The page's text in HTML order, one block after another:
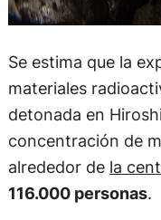
Se estima que la
materiales
detonada en
concentración de
alrededor de la
116.000 personas.